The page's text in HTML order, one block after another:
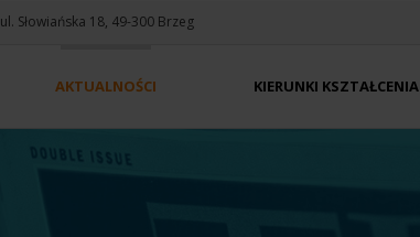
ul. Słowiańska 18, 49-300 Brzeg
AKTUALNOŚCI KIERUNKI KSZTAŁCENIA